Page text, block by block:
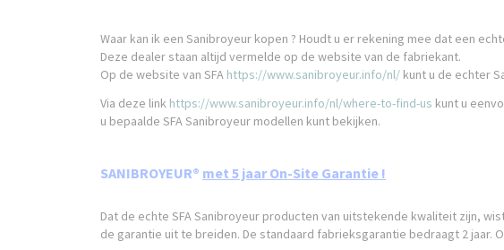
Waar kan ik een Sanibroyeur kopen ? Houdt u er rekening mee dat een
Deze dealer staan altijd vermelde op de website van de fabriekant.
Op de website van SFA https://www.sanibroyeur.info/nl/ kunt u de echter
Via deze link https://www.sanibroyeur.info/nl/where-to-find-us kunt u
u bepaalde SFA Sanibroyeur modellen kunt bekijken.
SANIBROYEUR® met 5 jaar On-Site Garantie !
Dat de echte SFA Sanibroyeur producten van uitstekende kwaliteit zijn,
de garantie uit te breiden. De standaard fabrieksgarantie bedraagt 2